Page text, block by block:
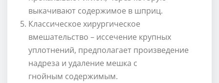
выкачивают содержимое в шприц.
Классическое хирургическое
вмешательство – иссечение крупных
уплотнений, предполагает произведение
надреза и удаление мешка с
гнойным содержимым.